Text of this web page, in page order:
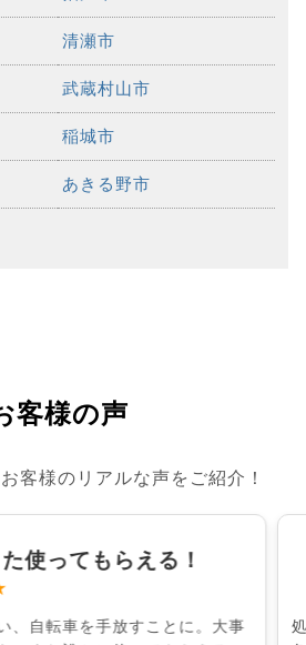
清瀬市
武蔵村山市
稲城市
あきる野市
客様の声
客様のリアルな声をご紹介！
使ってもらえる！
、自転車を手放すことに。大事